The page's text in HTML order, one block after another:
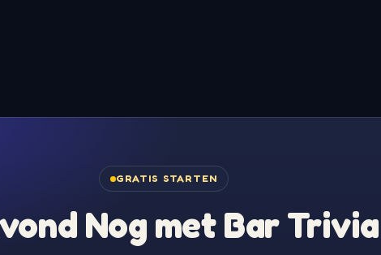
GRATIS STARTEN
Nog met Bar